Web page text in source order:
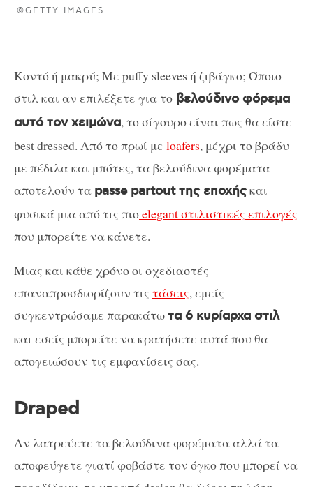
©GETTY IMAGES
Κοντό ή μακρύ; Με puffy sleeves ή ζιβάγκο; Όποιο
στιλ και αν επιλέξετε για το βελούδινο φόρεμα
αυτό τον χειμώνα, το σίγουρο είναι πως θα είστε
best dressed. Από το πρωί με loafers, μέχρι το βράδυ
με πέδιλα και μπότες, τα βελούδινα φορέματα
αποτελούν τα passe partout της εποχήςκαι
φυσικά μια από τις πιοelegant στιλιστικές επιλογές
που μπορείτε να κάνετε.
Μιας και κάθε χρόνο οι σχεδιαστές
επαναπροσδιορίζουν τις τάσεις, εμείς
συγκεντρώσαμε παρακάτωτα 6 κυρίαρχα στιλ
και εσείς μπορείτε να κρατήσετε αυτά που θα
απογειώσουν τις εμφανίσεις σας.
Draped
Αν λατρεύετε τα βελούδινα φορέματα αλλά τα
αποφεύγετε γιατί φοβάστε τον όγκο που μπορεί να